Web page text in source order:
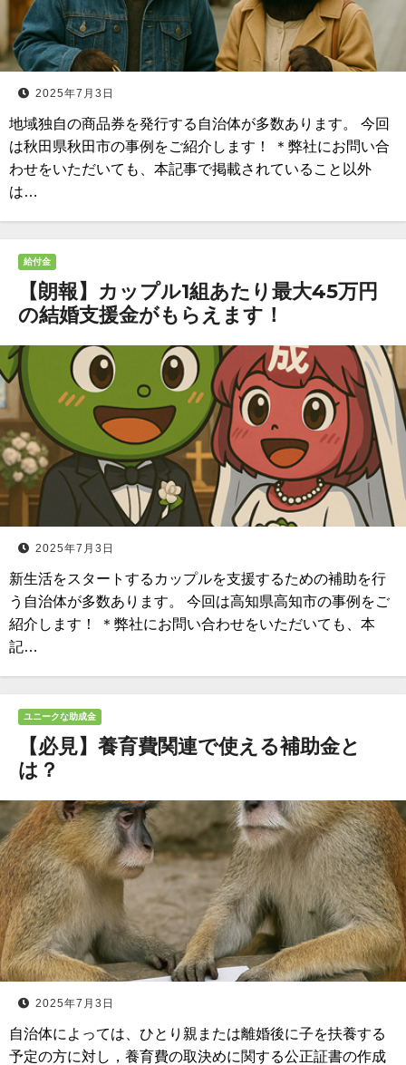
2025年7月3日
地域独自の商品券を発行する自治体が多数あります。 今回
は秋田県秋田市の事例をご紹介します！ ＊弊社にお問い合
わせをいただいても、本記事で掲載されていること以外
は…
給付金
【朗報】カップル1組あたり最大45万円
の結婚支援金がもらえます！
2025年7月3日
新生活をスタートするカップルを支援するための補助を行
う自治体が多数あります。 今回は高知県高知市の事例をご
紹介します！ ＊弊社にお問い合わせをいただいても、本
記…
ユニークな助成金
【必見】養育費関連で使える補助金と
は？
2025年7月3日
自治体によっては、ひとり親または離婚後に子を扶養する
予定の方に対し，養育費の取決めに関する公正証書の作成